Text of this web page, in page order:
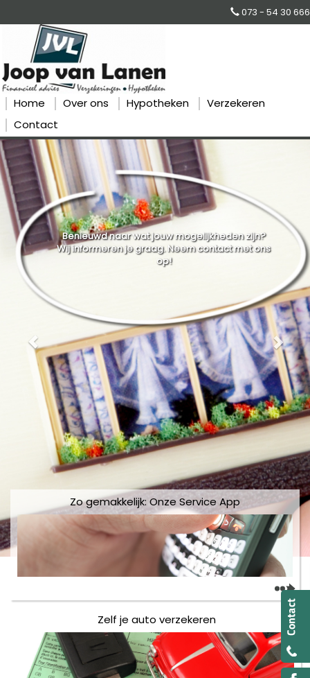
073 - 54 30 666
Home Over ons Hypotheken
Verzekeren
Contact
Benieuwd naar wat jouw mogelijkheden zijn?
Wij informeren je graag. Neem contact met ons
op!
Zo gemakkelijk: Onze Service App
Zelf je auto verzekeren